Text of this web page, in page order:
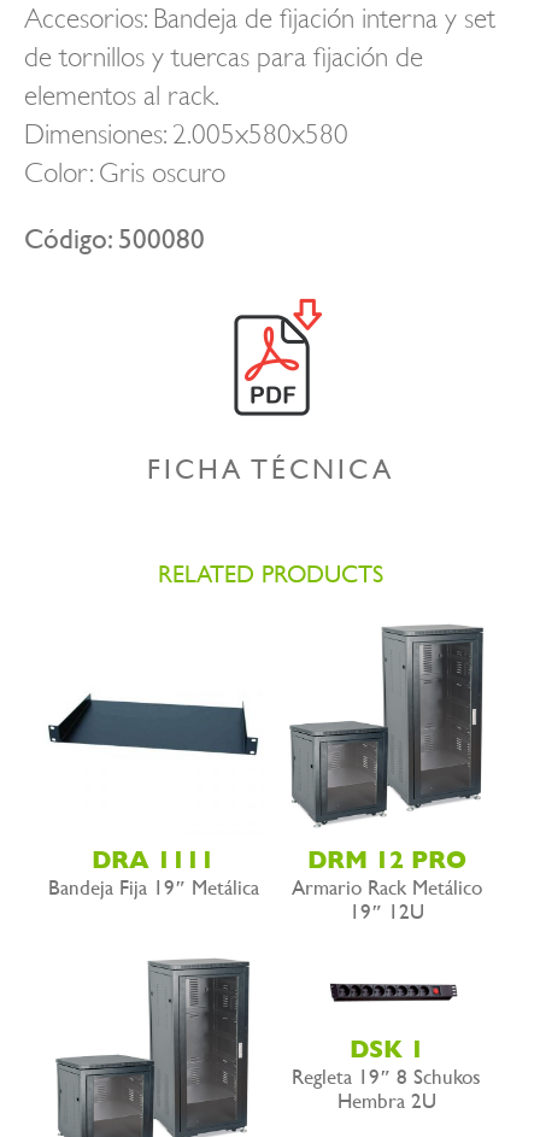
Accesorios: Bandeja de fijación interna y set
de tornillos y tuercas para fijación de
elementos al rack.
Dimensiones: 2.005x580x580
Color: Gris oscuro
Código: 500080
FICHA TÉCNICA
RELATED PRODUCTS
DRA 1111
Bandeja Fija 19″ Metálica
DRM 12 PRO
Armario Rack Metálico
19″ 12U
DSK 1
Regleta 19″ 8 Schukos
Hembra 2U